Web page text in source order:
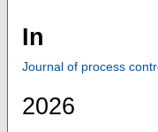
In
Journal of process
2026